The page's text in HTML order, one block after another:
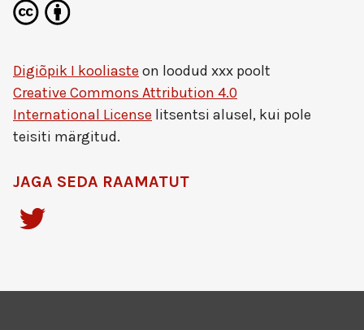
Digiõpik I kooliaste on loodud xxx poolt
Creative Commons Attribution 4.0
International License litsentsi alusel, kui pole
teisiti märgitud.
JAGA SEDA RAAMATUT